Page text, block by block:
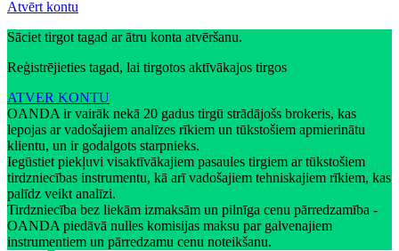
Atvērt kontu
Sāciet tirgot tagad ar ātru konta atvēršanu.
Reģistrējieties tagad, lai tirgotos aktīvākajos tirgos
ATVER KONTU
OANDA ir vairāk nekā 20 gadus tirgū strādājošs brokeris, kas
lepojas ar vadošajiem analīzes rīkiem un tūkstošiem apmierinātu
klientu, un ir godalgots starpnieks.
Iegūstiet piekļuvi visaktīvākajiem pasaules tirgiem ar tūkstošiem
tirdzniecības instrumentu, kā arī vadošajiem tehniskajiem rīkiem, kas
palīdz veikt analīzi.
Tirdzniecība bez liekām izmaksām un pilnīga cenu pārredzamība -
OANDA piedāvā nulles komisijas maksu par galvenajiem
instrumentiem un pārredzamu cenu noteikšanu.